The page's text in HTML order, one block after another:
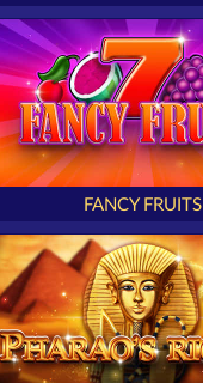
FANCY FRUITS